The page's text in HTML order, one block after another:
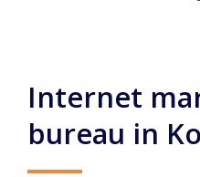
Internet
bureau in